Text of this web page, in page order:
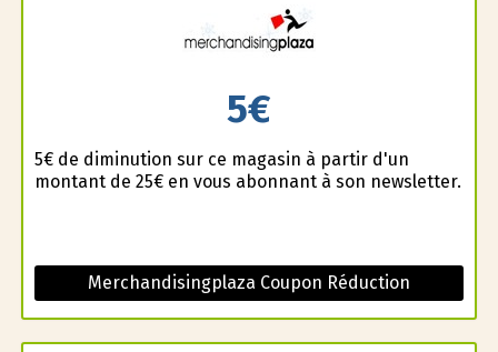
5€
5€ de diminution sur ce magasin à partir d'un
montant de 25€ en vous abonnant à son newsletter.
Merchandisingplaza Coupon Réduction